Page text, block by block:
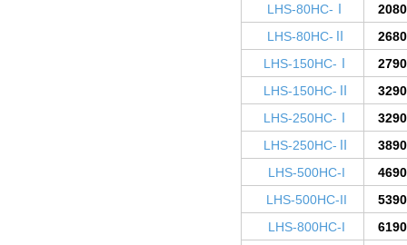
LHS-80HC-Ⅰ
LHS-80HC-Ⅱ
LHS-150HC-Ⅰ
LHS-150HC-Ⅱ
LHS-250HC-Ⅰ
LHS-250HC-Ⅱ
LHS-500HC-I
LHS-500HC-II
LHS-800HC-I